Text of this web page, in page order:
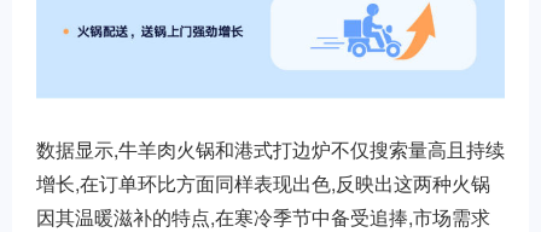
数据显示,牛羊肉火锅和港式打边炉不仅搜索量高且持续
增长,在订单环比方面同样表现出色,反映出这两种火锅
因其温暖滋补的特点,在寒冷季节中备受追捧,市场需求